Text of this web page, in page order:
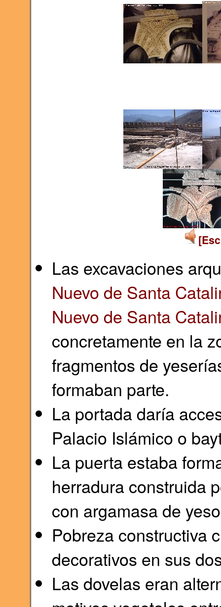
Las excavaciones
Nuevo de Santa
Nuevo de Santa
concretamente en la
fragmentos de
formaban parte.
La portada daría
Palacio Islámico o
La puerta estaba
herradura construida
con argamasa de
Pobreza constructiva
decorativos en sus
Las dovelas eran